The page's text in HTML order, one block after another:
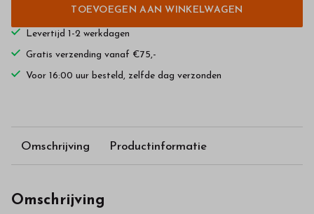
TOEVOEGEN AAN WINKELWAGEN
Levertijd 1-2 werkdagen
Gratis verzending vanaf €75,-
Voor 16:00 uur besteld, zelfde dag verzonden
Omschrijving Productinformatie
Omschrijving